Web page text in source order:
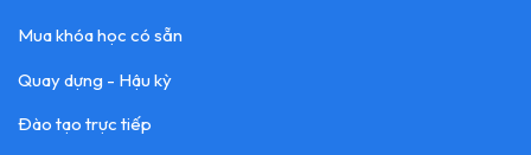
Mua khóa học có sẵn
Quay dựng - Hậu kỳ
Đào tạo trực tiếp